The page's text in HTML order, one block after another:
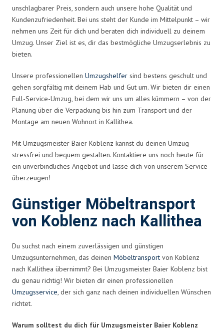
unschlagbarer Preis, sondern auch unsere hohe Qualität und
Kundenzufriedenheit. Bei uns steht der Kunde im Mittelpunkt – wir
nehmen uns Zeit für dich und beraten dich individuell zu deinem
Umzug. Unser Ziel ist es, dir das bestmögliche Umzugserlebnis zu
bieten.
Unsere professionellen Umzugshelfer sind bestens geschult und
gehen sorgfältig mit deinem Hab und Gut um. Wir bieten dir einen
Full-Service-Umzug, bei dem wir uns um alles kümmern – von der
Planung über die Verpackung bis hin zum Transport und der
Montage am neuen Wohnort in Kallithea.
Mit Umzugsmeister Baier Koblenz kannst du deinen Umzug
stressfrei und bequem gestalten. Kontaktiere uns noch heute für
ein unverbindliches Angebot und lasse dich von unserem Service
überzeugen!
Günstiger Möbeltransport
von Koblenz nach Kallithea
Du suchst nach einem zuverlässigen und günstigen
Umzugsunternehmen, das deinen Möbeltransport von Koblenz
nach Kallithea übernimmt? Bei Umzugsmeister Baier Koblenz bist
du genau richtig! Wir bieten dir einen professionellen
Umzugsservice, der sich ganz nach deinen individuellen Wünschen
richtet.
Warum solltest du dich für Umzugsmeister Baier Koblenz